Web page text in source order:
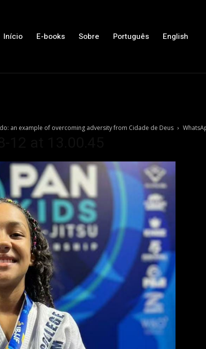
Início E-books Sobre Português English
an example of overcoming adversity from Cidade de Deus